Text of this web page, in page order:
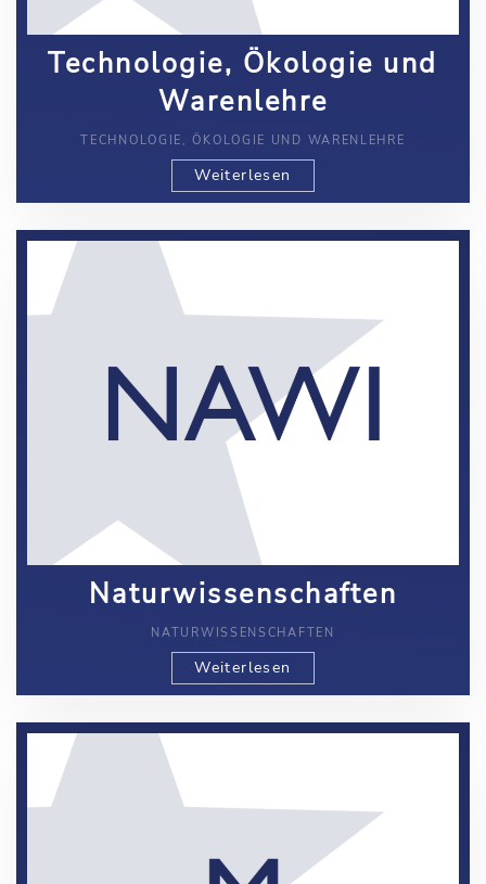
Technologie, Ökologie und
Warenlehre
TECHNOLOGIE, ÖKOLOGIE UND WARENLEHRE
Weiterlesen
Naturwissenschaften
NATURWISSENSCHAFTEN
Weiterlesen